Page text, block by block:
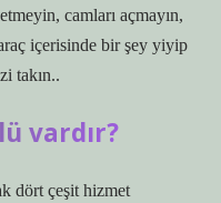
camları açmayın,
içerisinde bir şey yiyip
takın..
vardır?
dört çeşit hizmet